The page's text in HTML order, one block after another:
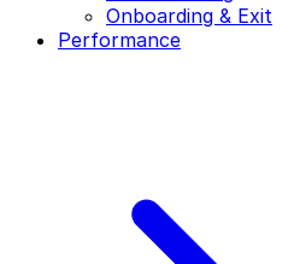
Onboarding & Exit
Performance